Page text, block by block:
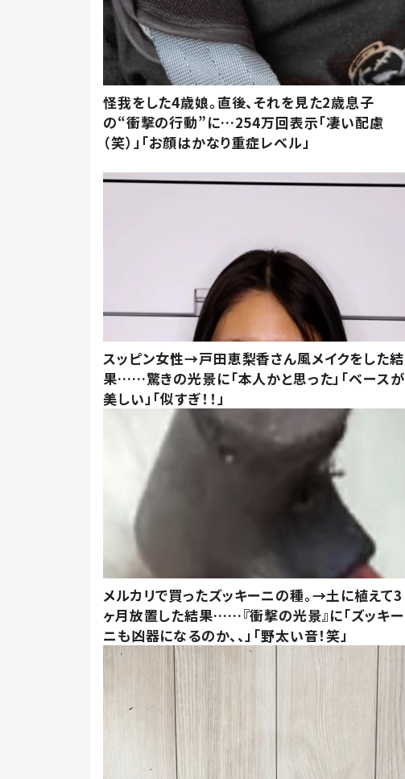
怪我をした4歳娘。直後、それを見た2歳息子
の“衝撃の行動”に…254万回表示「凄い配慮
（笑）」「お顔はかなり重症レベル」
スッピン女性→戸田恵梨香さん風メイクをした結
果……驚きの光景に「本人かと思った」「ベースが
美しい」「似すぎ！！」
メルカリで買ったズッキーニの種。→土に植えて3
ヶ月放置した結果……『衝撃の光景』に「ズッキー
ニも凶器になるのか、、」「野太い音！笑」